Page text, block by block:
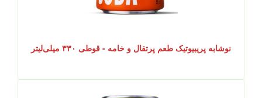
نوشابه پریبیوتیک طعم پرتقال و خامه - قوطی ۳۳۰ میلی‌لیتر